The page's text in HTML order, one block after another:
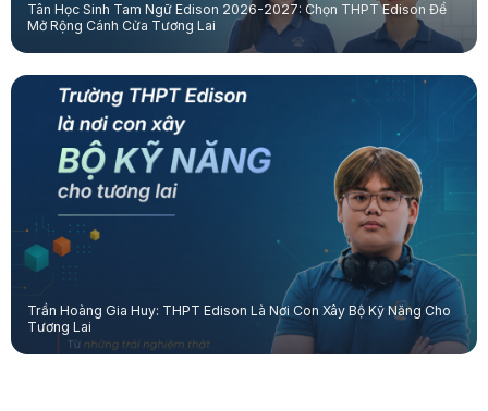
Tân Học Sinh Tam Ngữ Edison 2026-2027: Chọn THPT Edison Để
Mở Rộng Cánh Cửa Tương Lai
Trần Hoàng Gia Huy: THPT Edison Là Nơi Con Xây Bộ Kỹ Năng Cho
Tương Lai